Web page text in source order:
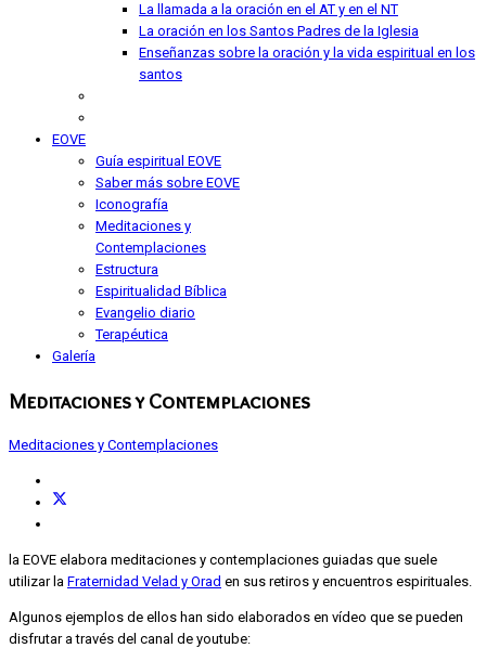
La llamada a la oración en el AT y en el NT
La oración en los Santos Padres de la Iglesia
Enseñanzas sobre la oración y la vida espiritual en los
santos
EOVE
Guía espiritual EOVE
Saber más sobre EOVE
Iconografía
Meditaciones y
Contemplaciones
Estructura
Espiritualidad Bíblica
Evangelio diario
Terapéutica
Galería
Meditaciones y Contemplaciones
Meditaciones y Contemplaciones
la EOVE elabora meditaciones y contemplaciones guiadas que suele
utilizar la Fraternidad Velad y Orad en sus retiros y encuentros espirituales.
Algunos ejemplos de ellos han sido elaborados en vídeo que se pueden
disfrutar a través del canal de youtube: